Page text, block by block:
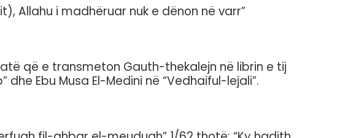
Allahu i madhëruar nuk e dënon në varr”
që e transmeton Gauth-thekalejn në librin e tij
dhe Ebu Musa El-Medini në “Vedhaiful-lejali”.